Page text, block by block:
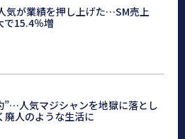
気が業績を押し上げた…SM売上
で15.4％増
”…人気マジシャンを地獄に落とし
廃人のような生活に